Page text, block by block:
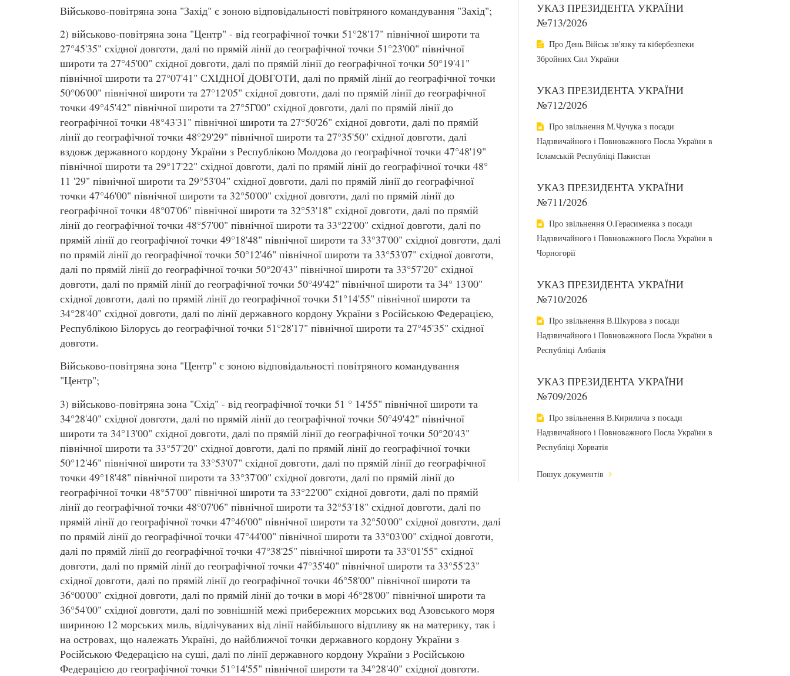
УКАЗ ПРЕЗИДЕНТА УКРАЇНИ
№713/2026
Про День Військ зв'язку та кібербезпеки
Збройних Сил України
УКАЗ ПРЕЗИДЕНТА УКРАЇНИ
№712/2026
Про звільнення М.Чучука з посади
Надзвичайного і Повноважного Посла України в
Ісламській Республіці Пакистан
УКАЗ ПРЕЗИДЕНТА УКРАЇНИ
№711/2026
Про звільнення О.Герасименка з посади
Надзвичайного і Повноважного Посла України в
Чорногорії
УКАЗ ПРЕЗИДЕНТА УКРАЇНИ
№710/2026
Про звільнення В.Шкурова з посади
Надзвичайного і Повноважного Посла України в
Республіці Албанія
УКАЗ ПРЕЗИДЕНТА УКРАЇНИ
№709/2026
Про звільнення В.Кирилича з посади
Надзвичайного і Повноважного Посла України в
Республіці Хорватія
Пошук документів
Військово-повітряна зона "Захід" є зоною відповідальності повітряного командування "Захід";
2) військово-повітряна зона "Центр" - від географічної точки 51°28'17" північної широти та
27°45'35" східної довготи, далі по прямій лінії до географічної точки 51°23'00" північної
широти та 27°45'00" східної довготи, далі по прямій лінії до географічної точки 50°19'41"
північної широти та 27°07'41" СХІДНОЇ ДОВГОТИ, далі по прямій лінії до географічної точки
50°06'00" північної широти та 27°12'05" східної довготи, далі по прямій лінії до географічної
точки 49°45'42" північної широти та 27°5Г00" східної довготи, далі по прямій лінії до
географічної точки 48°43'31" північної широти та 27°50'26" східної довготи, далі по прямій
лінії до географічної точки 48°29'29" північної широти та 27°35'50" східної довготи, далі
вздовж державного кордону України з Республікою Молдова до географічної точки 47°48'19"
північної широти та 29°17'22" східної довготи, далі по прямій лінії до географічної точки 48°
11 '29" північної широти та 29°53'04" східної довготи, далі по прямій лінії до географічної
точки 47°46'00" північної широти та 32°50'00" східної довготи, далі по прямій лінії до
географічної точки 48°07'06" північної широти та 32°53'18" східної довготи, далі по прямій
лінії до географічної точки 48°57'00" північної широти та 33°22'00" східної довготи, далі по
прямій лінії до географічної точки 49°18'48" північної широти та 33°37'00" східної довготи, далі
по прямій лінії до географічної точки 50°12'46" північної широти та 33°53'07" східної довготи,
далі по прямій лінії до географічної точки 50°20'43" північної широти та 33°57'20" східної
довготи, далі по прямій лінії до географічної точки 50°49'42" північної широти та 34° 13'00"
східної довготи, далі по прямій лінії до географічної точки 51°14'55" північної широти та
34°28'40" східної довготи, далі по лінії державного кордону України з Російською Федерацією,
Республікою Білорусь до географічної точки 51°28'17" північної широти та 27°45'35" східної
довготи.
Військово-повітряна зона "Центр" є зоною відповідальності повітряного командування
"Центр";
3) військово-повітряна зона "Схід" - від географічної точки 51 ° 14'55" північної широти та
34°28'40" східної довготи, далі по прямій лінії до географічної точки 50°49'42" північної
широти та 34°13'00" східної довготи, далі по прямій лінії до географічної точки 50°20'43"
північної широти та 33°57'20" східної довготи, далі по прямій лінії до географічної точки
50°12'46" північної широти та 33°53'07" східної довготи, далі по прямій лінії до географічної
точки 49°18'48" північної широти та 33°37'00" східної довготи, далі по прямій лінії до
географічної точки 48°57'00" північної широти та 33°22'00" східної довготи, далі по прямій
лінії до географічної точки 48°07'06" північної широти та 32°53'18" східної довготи, далі по
прямій лінії до географічної точки 47°46'00" північної широти та 32°50'00" східної довготи, далі
по прямій лінії до географічної точки 47°44'00" північної широти та 33°03'00" східної довготи,
далі по прямій лінії до географічної точки 47°38'25" північної широти та 33°01'55" східної
довготи, далі по прямій лінії до географічної точки 47°35'40" північної широти та 33°55'23"
східної довготи, далі по прямій лінії до географічної точки 46°58'00" північної широти та
36°00'00" східної довготи, далі по прямій лінії до точки в морі 46°28'00" північної широти та
36°54'00" східної довготи, далі по зовнішній межі прибережних морських вод Азовського моря
шириною 12 морських миль, відлічуваних від лінії найбільшого відпливу як на материку, так і
на островах, що належать Україні, до найближчої точки державного кордону України з
Російською Федерацією на суші, далі по лінії державного кордону України з Російською
Федерацією до географічної точки 51°14'55" північної широти та 34°28'40" східної довготи.